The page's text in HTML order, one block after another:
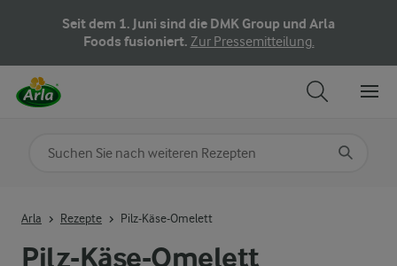
Seit dem 1. Juni sind die DMK Group und Arla
Foods fusioniert. Zur Pressemitteilung.
Pilz-Käse-Omelett
Arla Rezepte Pilz-Käse-Omelett
Nach Kategorie suchen